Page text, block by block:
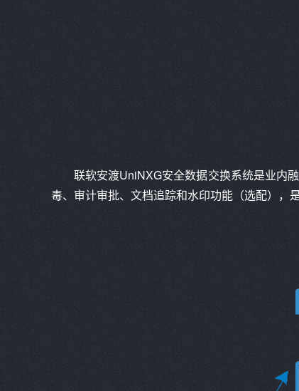
联软安渡UniNXG安全数据交换系统是业内
毒、审计审批、文档追踪和水印功能（选配），